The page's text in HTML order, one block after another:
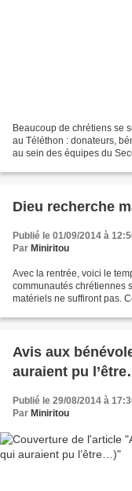
Beaucoup de chrétiens se
au Téléthon : donateurs,
au sein des équipes du
Dieu recherche
Publié le 01/09/2014 à
Par Miniritou
Avec la rentrée, voici le
communautés chrétiennes
matériels ne suffiront pas.
Avis aux
auraient pu
Publié le 29/08/2014 à
Par Miniritou